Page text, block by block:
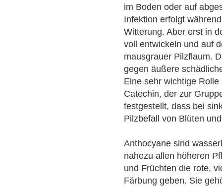
im Boden oder auf
Infektion erfolgt
Witterung. Aber erst in
voll entwickeln und auf
mausgrauer Pilzflaum.
gegen äußere
Eine sehr wichtige
Catechin, der zur
festgestellt, dass bei
Pilzbefall von Blüten
Anthocyane sind
nahezu allen höheren
und Früchten die rote,
Färbung geben. Sie